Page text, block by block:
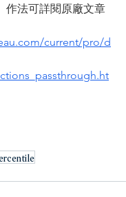
作法可詳閱原廠文章
current/pro/d